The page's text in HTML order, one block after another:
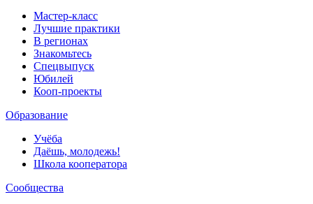
Мастер-класс
Лучшие практики
В регионах
Знакомьтесь
Спецвыпуск
Юбилей
Кооп-проекты
Образование
Учёба
Даёшь, молодежь!
Школа кооператора
Сообщества